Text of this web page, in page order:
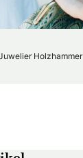
Holzhammer